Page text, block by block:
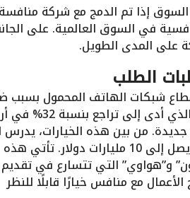
إذا تم الدمج مع شركة
في السوق العالمية. على
على المدى الطويل.
الطلب
شبكات الهاتف المحمول
الجيل الخامس. هذا
جديدة. من بين هذه الخيارات، يدرس
شبكات المحمول، التي تقدر قيمتها بما يصل إلى
و”هواوي” التي تتسارع في
مع منافس خيارًا قابلًا للنظر​